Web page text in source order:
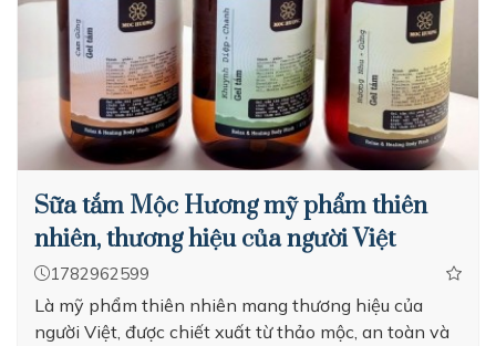
Sữa tắm Mộc Hương mỹ phẩm thiên
nhiên, thương hiệu của người Việt
1782962599
Là mỹ phẩm thiên nhiên mang thương hiệu của
người Việt, được chiết xuất từ thảo mộc, an toàn và